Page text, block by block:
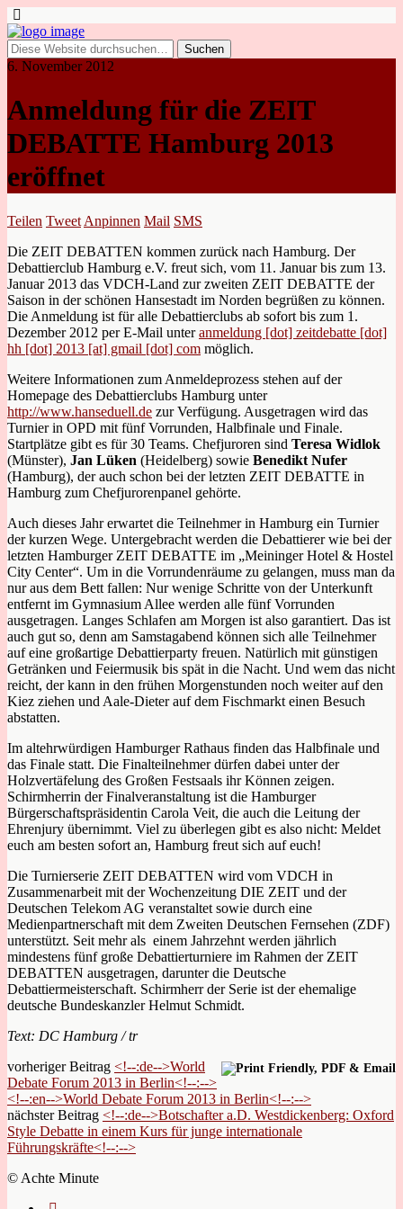
6. November 2012
Anmeldung für die ZEIT
DEBATTE Hamburg 2013
eröffnet
Teilen Tweet Anpinnen Mail SMS
Die ZEIT DEBATTEN kommen zurück nach Hamburg. Der
Debattierclub Hamburg e.V. freut sich, vom 11. Januar bis zum 13.
Januar 2013 das VDCH-Land zur zweiten ZEIT DEBATTE der
Saison in der schönen Hansestadt im Norden begrüßen zu können.
Die Anmeldung ist für alle Debattierclubs ab sofort bis zum 1.
Dezember 2012 per E-Mail unteranmeldung [dot] zeitdebatte [dot]
hh [dot] 2013 [at] gmail [dot] com möglich.
Weitere Informationen zum Anmeldeprozess stehen auf der
Homepage des Debattierclubs Hamburg unter
http://www.hanseduell.de zur Verfügung. Ausgetragen wird das
Turnier in OPD mit fünf Vorrunden, Halbfinale und Finale.
Startplätze gibt es für 30 Teams. Chefjuroren sind Teresa Widlok
(Münster), Jan Lüken (Heidelberg) sowie Benedikt Nufer
(Hamburg), der auch schon bei der letzten ZEIT DEBATTE in
Hamburg zum Chefjurorenpanel gehörte.
Auch dieses Jahr erwartet die Teilnehmer in Hamburg ein Turnier
der kurzen Wege. Untergebracht werden die Debattierer wie bei der
letzten Hamburger ZEIT DEBATTE im „Meininger Hotel & Hostel
City Center“. Um in die Vorrundenräume zu gelangen, muss man da
nur aus dem Bett fallen: Nur wenige Schritte von der Unterkunft
entfernt im Gymnasium Allee werden alle fünf Vorrunden
ausgetragen. Langes Schlafen am Morgen ist also garantiert. Das ist
auch gut so, denn am Samstagabend können sich alle Teilnehmer
auf eine großartige Debattierparty freuen. Natürlich mit günstigen
Getränken und Feiermusik bis spät in die Nacht. Und wem das nicht
reicht, der kann in den frühen Morgenstunden noch weiter auf den
Kiez ziehen und Aale-Dieter auf dem Fischmarkt einen Besuch
abstatten.
Im altehrwürdigen Hamburger Rathaus finden das Halbfinale und
das Finale statt. Die Finalteilnehmer dürfen dabei unter der
Holzvertäfelung des Großen Festsaals ihr Können zeigen.
Schirmherrin der Finalveranstaltung ist die Hamburger
Bürgerschaftspräsidentin Carola Veit, die auch die Leitung der
Ehrenjury übernimmt. Viel zu überlegen gibt es also nicht: Meldet
euch am besten sofort an, Hamburg freut sich auf euch!
Die Turnierserie ZEIT DEBATTEN wird vom VDCH in
Zusammenarbeit mit der Wochenzeitung DIE ZEIT und der
Deutschen Telekom AG veranstaltet sowie durch eine
Medienpartnerschaft mit dem Zweiten Deutschen Fernsehen (ZDF)
unterstützt. Seit mehr als einem Jahrzehnt werden jährlich
mindestens fünf große Debattierturniere im Rahmen der ZEIT
DEBATTEN ausgetragen, darunter die Deutsche
Debattiermeisterschaft. Schirmherr der Serie ist der ehemalige
deutsche Bundeskanzler Helmut Schmidt.
Text: DC Hamburg / tr
vorheriger Beitrag <!--:de-->World
Debate Forum 2013 in Berlin<!--:-->
<!--:en-->World Debate Forum 2013 in Berlin<!--:-->
nächster Beitrag <!--:de-->Botschafter a.D. Westdickenberg: Oxford
Style Debatte in einem Kurs für junge internationale
Führungskräfte<!--:-->
© Achte Minute